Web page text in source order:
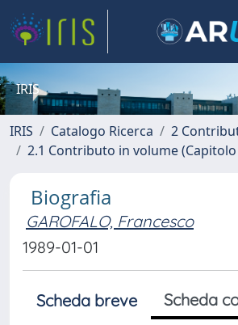
IRIS
IRIS Catalogo Ricerca
2
2.1 Contributo in volume
Biografia
GAROFALO, Francesco
1989-01-01
Scheda breve
Scheda